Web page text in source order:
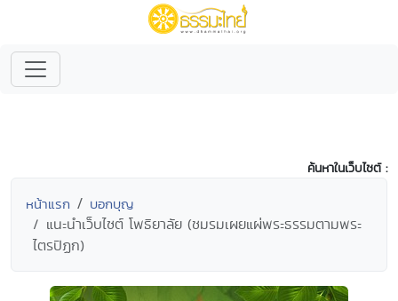
ค้นหาในเว็บไซต์ :
หน้าแรก บอกบุญ
แนะนำเว็บไซต์ โพธิยาลัย (ชมรมเผยแผ่พระธรรมตามพระ
ไตรปิฏก)